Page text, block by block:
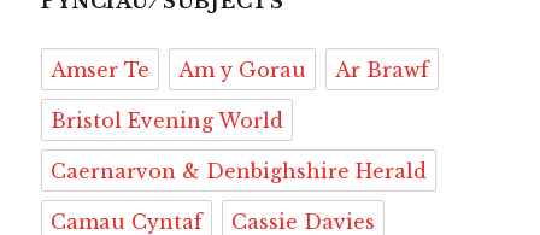
o
k
s
n
r
d
p
e
ri
e
n
d
l
y
e
Amser Te Am y Gorau Ar Brawf
Bristol Evening World
Caernarvon & Denbighshire Herald
Camau Cyntaf Cassie Davies